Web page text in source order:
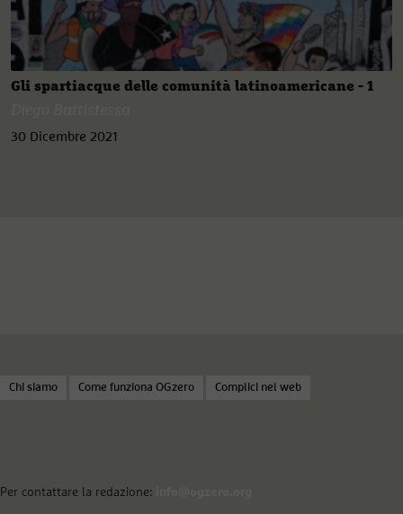
Gli spartiacque delle comunità latinoamericane - 1
30 Dicembre 2021
Chi siamo Come funziona OGzero Complici nel web
Per contattare la redazione: